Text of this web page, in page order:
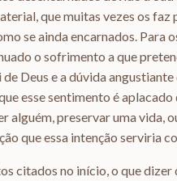
que muitas vezes os
se ainda encarnados. Para
o sofrimento a que
Deus e a dúvida
esse sentimento é
alguém, preservar uma vida,
que essa intenção serviria
citados no início, o que dizer